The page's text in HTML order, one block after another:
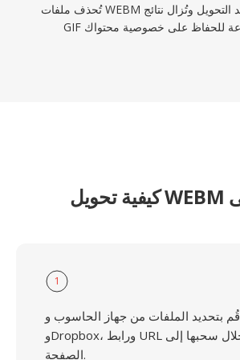
تُحذف ملفات WEBM المرفوعة فوراً بعد التحويل وتُزال نتائج
1
قُم بتحديد الملفات من جهاز الحاسوب وGoogle Drive
وDropbox، ورابط URL أو من خلال سحبها إلى
الصفحة.